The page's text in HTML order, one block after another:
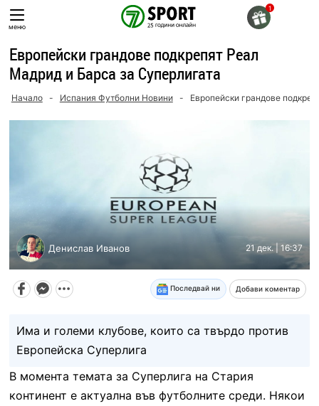
Skip
toменю
Европейски грандове подкрепят Реал
Мадрид и Барса за Суперлигата
Начало - Испания Футболни Новини - Европейски грандове
Денислав Иванов 21 дек. | 16:37
Последвай ни Добави коментар
Има и големи клубове, които са твърдо против
Европейска Суперлига
В момента темата за Суперлига на Стария
континент е актуална във футболните среди. Някои